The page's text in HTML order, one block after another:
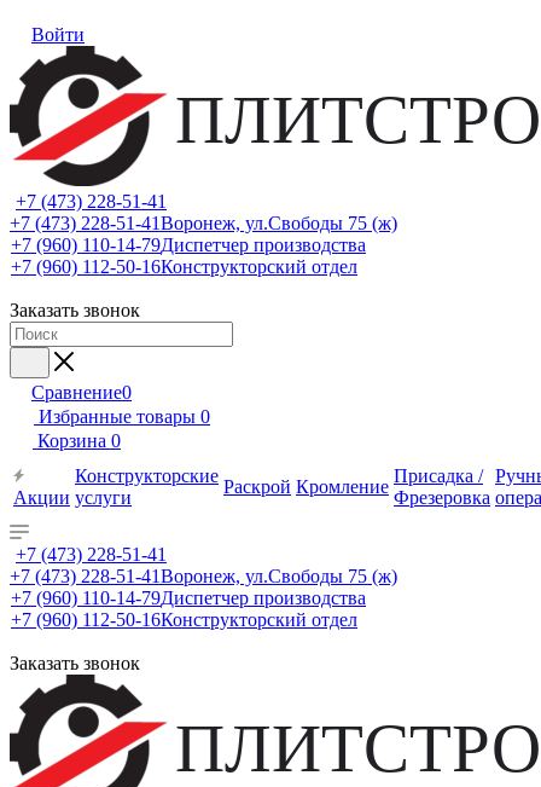
Войти
+7 (473) 228-51-41
+7 (473) 228-51-41Воронеж, ул.Свободы 75 (ж)
+7 (960) 110-14-79Диспетчер производства
+7 (960) 112-50-16Конструкторский отдел
Заказать звонок
Сравнение0
Избранные товары 0
Корзина 0
Акции
Конструкторские
услуги
Раскрой Кромление
Присадка /
Фрезеровка
+7 (473) 228-51-41
+7 (473) 228-51-41Воронеж, ул.Свободы 75 (ж)
+7 (960) 110-14-79Диспетчер производства
+7 (960) 112-50-16Конструкторский отдел
Заказать звонок